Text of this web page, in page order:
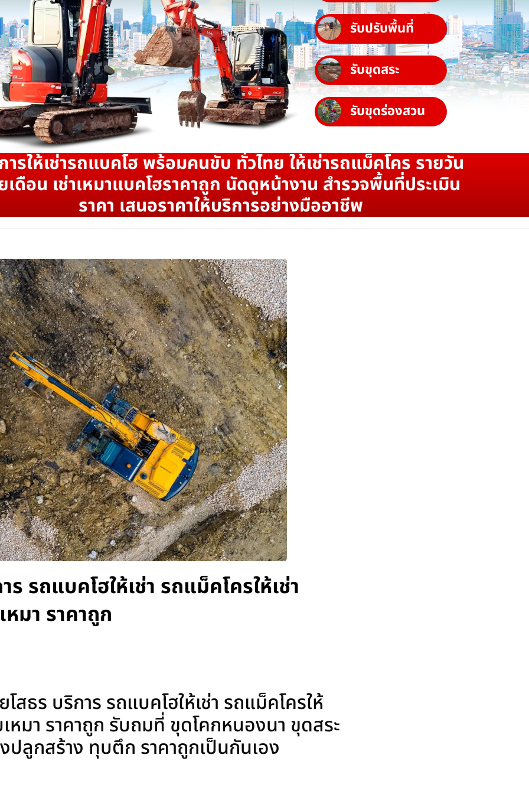
รับปรับพื้นที่
รับขุดสระ
รับขุดร่องสวน
ารให้เช่ารถแบคโฮ พร้อมคนขับ ทั่วไทย ให้เช่ารถแม็คโคร รายวัน
เดือน เช่าเหมาแบคโฮราคาถูก นัดดูหน้างาน สำรวจพื้นที่ประเมิน
ราคา เสนอราคาให้บริการอย่างมืออาชีพ
รถแบคโฮให้เช่า รถแม็คโครให้เช่า
มา ราคาถูก
ธร บริการ รถแบคโฮให้เช่า รถแม็คโครให้
หมา ราคาถูก รับถมที่ ขุดโคกหนองนา ขุดสระ
ลูกสร้าง ทุบตึก ราคาถูกเป็นกันเอง